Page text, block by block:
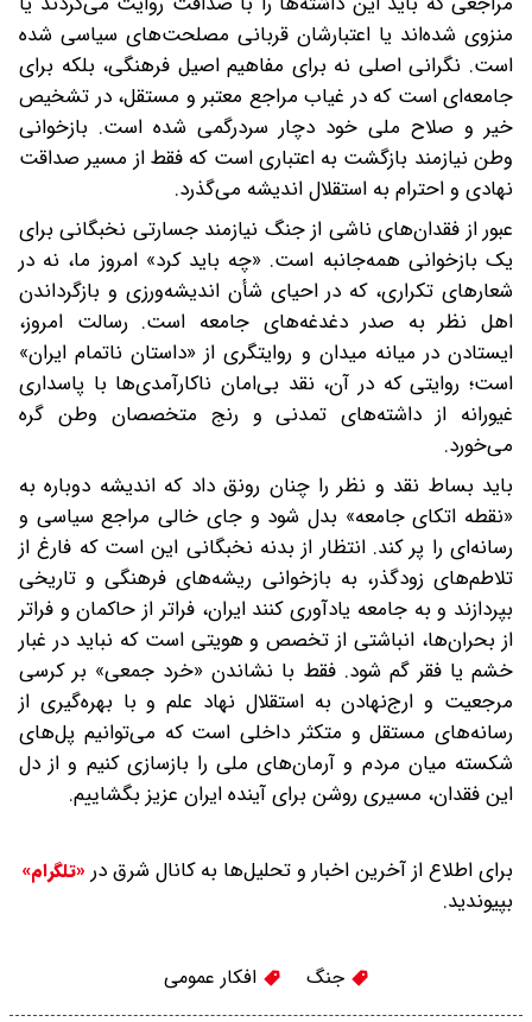
منزوی شده‌اند‌ یا اعتبارشان قربانی مصلحت‌های سیاسی شده
است. نگرانی اصلی نه برای مفاهیم اصیل فرهنگی، بلکه برای
جامعه‌ای است که در غیاب مراجع معتبر و مستقل، در تشخیص
خیر و صلاح ملی خود دچار سردرگمی شده است. بازخوانی
وطن نیازمند بازگشت به اعتباری است که فقط از مسیر صداقت
نهادی و احترام به استقلال اندیشه می‌گذرد.
عبور از فقدان‌های ناشی از جنگ نیازمند جسارتی نخبگانی برای
یک بازخوانی همه‌جانبه است. «چه باید کرد» امروز ما، نه در
شعارهای تکراری،‌ که در احیای شأن اندیشه‌ورزی و بازگرداندن
اهل نظر به صدر دغدغه‌های جامعه است. رسالت امروز،
ایستادن در میانه‌ میدان و روایتگری از «داستان ناتمام ایران»
است؛ روایتی که در آن، نقد بی‌امان ناکارآمدی‌ها با پاسداری
غیورانه از داشته‌های تمدنی و رنج متخصصان وطن گره
می‌خورد.
باید بساط نقد و نظر را چنان رونق داد که اندیشه دوباره به
«نقطه‌ اتکای جامعه» بدل شود و جای خالی مراجع سیاسی و
رسانه‌ای را پر کند. انتظار از بدنه نخبگانی این است که فارغ از
تلاطم‌های زودگذر، به بازخوانی ریشه‌های فرهنگی و تاریخی
بپردازند و به جامعه یادآوری کنند ایران، فراتر از حاکمان و فراتر
از بحران‌ها، انباشتی از تخصص و هویتی است که نباید در غبار
خشم یا فقر گم شود. فقط با نشاندن «خرد جمعی» بر کرسی
مرجعیت و ارج‌نهادن به استقلال نهاد علم و با بهره‌گیری از
رسانه‌های مستقل و متکثر داخلی است که می‌توانیم پل‌های
شکسته میان مردم و آرمان‌های ملی را بازسازی کنیم و از دل
این فقدان، مسیری روشن برای آینده‌ ایران عزیز بگشاییم.
برای اطلاع از آخرین اخبار و تحلیل‌ها به کانال شرق در «تلگرام»
بپیوندید.
جنگ افکار عمومی